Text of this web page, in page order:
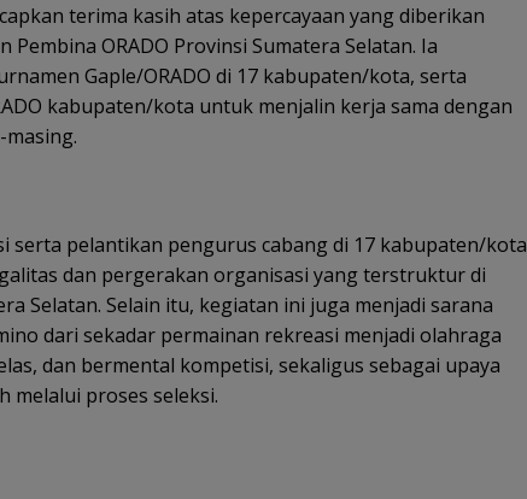
terima kasih atas kepercayaan yang diberikan
Pembina ORADO Provinsi Sumatera Selatan. Ia
Gaple/ORADO di 17 kabupaten/kota, serta
kabupaten/kota untuk menjalin kerja sama dengan
serta pelantikan pengurus cabang di 17 kabupaten/kota
dan pergerakan organisasi yang terstruktur di
Selatan. Selain itu, kegiatan ini juga menjadi sarana
dari sekadar permainan rekreasi menjadi olahraga
dan bermental kompetisi, sekaligus sebagai upaya
melalui proses seleksi.